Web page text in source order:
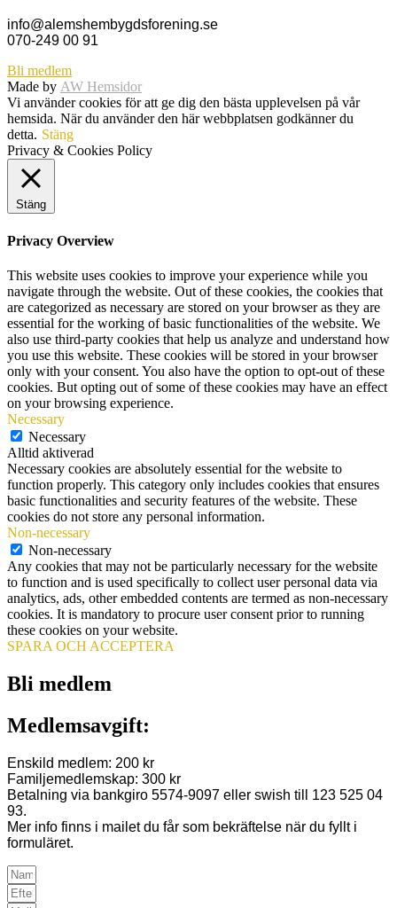
info@alemshembygdsforening.se
070-249 00 91
Bli medlem
Made by AW Hemsidor
Vi använder cookies för att ge dig den bästa upplevelsen på vår
hemsida. När du använder den här webbplatsen godkänner du
detta. Stäng
Privacy & Cookies Policy
Stäng
Privacy Overview
This website uses cookies to improve your experience while you
navigate through the website. Out of these cookies, the cookies that
are categorized as necessary are stored on your browser as they are
essential for the working of basic functionalities of the website. We
also use third-party cookies that help us analyze and understand how
you use this website. These cookies will be stored in your browser
only with your consent. You also have the option to opt-out of these
cookies. But opting out of some of these cookies may have an effect
on your browsing experience.
Necessary
Necessary
Alltid aktiverad
Necessary cookies are absolutely essential for the website to
function properly. This category only includes cookies that ensures
basic functionalities and security features of the website. These
cookies do not store any personal information.
Non-necessary
Non-necessary
Any cookies that may not be particularly necessary for the website
to function and is used specifically to collect user personal data via
analytics, ads, other embedded contents are termed as non-necessary
cookies. It is mandatory to procure user consent prior to running
these cookies on your website.
SPARA OCH ACCEPTERA
Bli medlem
Medlemsavgift:
Enskild medlem: 200 kr
Familjemedlemskap: 300 kr
Betalning via bankgiro 5574-9097 eller swish till 123 525 04
93.
Mer info finns i mailet du får som bekräftelse när du fyllt i
formuläret.